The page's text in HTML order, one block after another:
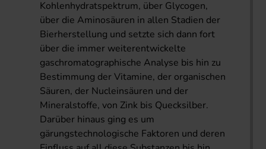
Kohlenhydratspektrum, über Glycogen,
über die Aminosäuren in allen Stadien der
Bierherstellung und setzte sich dann fort
über die immer weiterentwickelte
gaschromatographische Analyse bis hin zu
Bestimmung der Vitamine, der organischen
Säuren, der Nucleinsäuren und der
Mineralstoffe, von Zink bis Quecksilber.
Darüber hinaus ging es um
gärungstechnologische Faktoren und deren